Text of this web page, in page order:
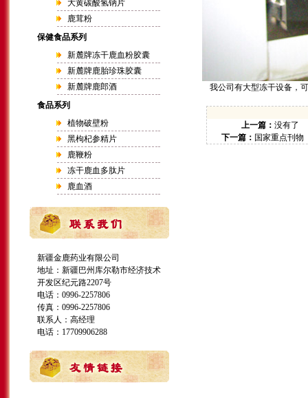
大黄碳酸氢钠片
鹿茸粉
保健食品系列
新麓牌冻干鹿血粉胶囊
新麓牌鹿胎珍珠胶囊
新麓牌鹿郎酒
食品系列
植物破壁粉
黑枸杞参精片
鹿鞭粉
冻干鹿血多肽片
鹿血酒
新疆金鹿药业有限公司
地址：新疆巴州库尔勒市经济技术
开发区纪元路2207号
电话：0996-2257806
传真：0996-2257806
联系人：高经理
电话：17709906288
我公司有大型冻干设备，
上一篇： 没有了
下一篇： 国家重点刊物